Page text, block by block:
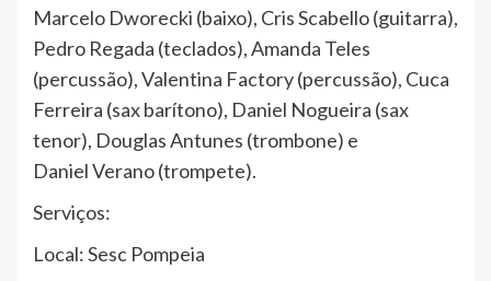
Marcelo Dworecki (baixo), Cris Scabello (guitarra),
Pedro Regada (teclados), Amanda Teles
(percussão), Valentina Factory (percussão), Cuca
Ferreira (sax barítono), Daniel Nogueira (sax
tenor), Douglas Antunes (trombone) e
Daniel Verano (trompete).
Serviços:
Local: Sesc Pompeia